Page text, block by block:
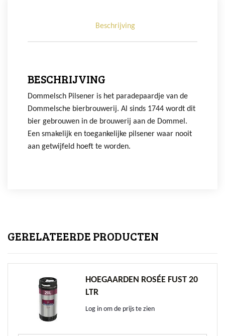
Beschrijving
BESCHRIJVING
Dommelsch Pilsener is het paradepaardje van de
Dommelsche bierbrouwerij. Al sinds 1744 wordt dit
bier gebrouwen in de brouwerij aan de Dommel.
Een smakelijk en toegankelijke pilsener waar nooit
aan getwijfeld hoeft te worden.
GERELATEERDE PRODUCTEN
HOEGAARDEN ROSÉE FUST 20
LTR
Log in om de prijs te zien